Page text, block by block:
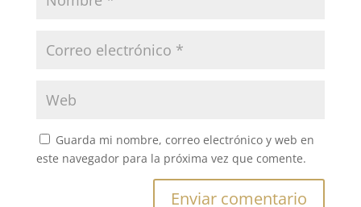
Guarda mi nombre, correo electrónico y web en
este navegador para la próxima vez que comente.